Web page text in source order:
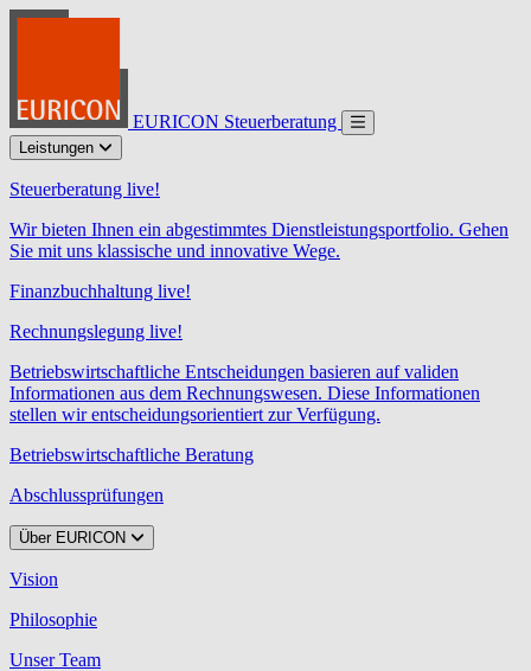
EURICON Steuerberatung
Leistungen
Steuerberatung live!
Wir bieten Ihnen ein abgestimmtes Dienstleistungsportfolio. Gehen
Sie mit uns klassische und innovative Wege.
Finanzbuchhaltung live!
Rechnungslegung live!
Betriebswirtschaftliche Entscheidungen basieren auf validen
Informationen aus dem Rechnungswesen. Diese Informationen
stellen wir entscheidungsorientiert zur Verfügung.
Betriebswirtschaftliche Beratung
Abschlussprüfungen
Über EURICON
Vision
Philosophie
Unser Team